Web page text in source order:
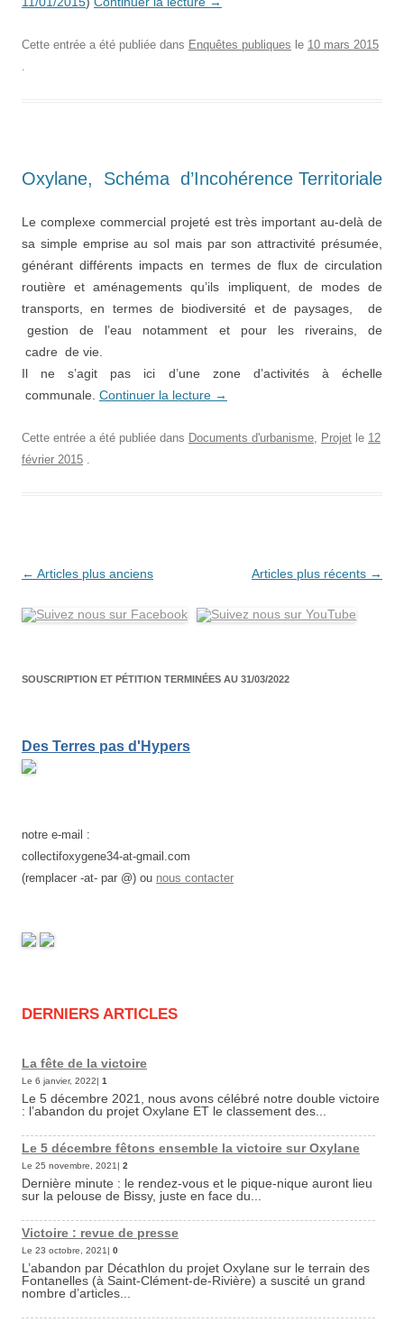
Cette entrée a été publiée dans Enquêtes publiques le 10 mars 2015
.
Oxylane, Schéma d’Incohérence Territoriale
Le complexe commercial projeté est très important au-­delà de
sa simple emprise au sol mais par son attractivité présumée,
générant différents impacts en termes de flux de circulation
routière et aménagements qu’ils impliquent, de modes de
transports, en termes de biodiversité et de paysages, de
gestion de l’eau notamment et pour les riverains, de
cadre de vie.
Il ne s’agit pas ici d’une zone d’activités à échelle
communale. Continuer la lecture →
Cette entrée a été publiée dans Documents d'urbanisme, Projet le 12
février 2015 .
Navigation
articles
← Articles plus anciens Articles plus récents →
SOUSCRIPTION ET PÉTITION TERMINÉES AU 31/03/2022
Des Terres pas d'Hypers
notre e-mail :
collectifoxygene34-at-gmail.com
(remplacer -at- par @) ou nous contacter
DERNIERS ARTICLES
La fête de la victoire
Le 6 janvier, 2022| 1
Le 5 décembre 2021, nous avons célébré notre double victoire
: l’abandon du projet Oxylane ET le classement des...
Le 5 décembre fêtons ensemble la victoire sur Oxylane
Le 25 novembre, 2021| 2
Dernière minute : le rendez-vous et le pique-nique auront lieu
sur la pelouse de Bissy, juste en face du...
Victoire : revue de presse
Le 23 octobre, 2021| 0
L’abandon par Décathlon du projet Oxylane sur le terrain des
Fontanelles (à Saint-Clément-de-Rivière) a suscité un grand
nombre d’articles...